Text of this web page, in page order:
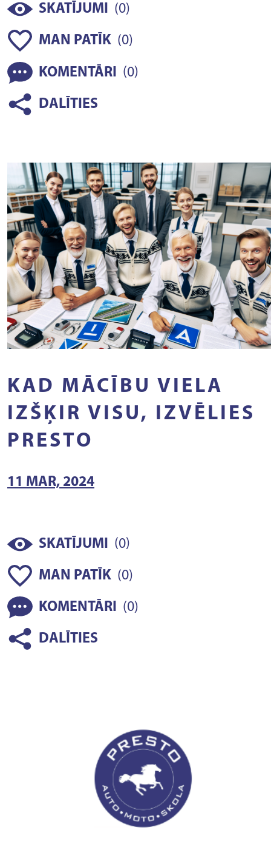
SKATĪJUMI (0)
MAN PATĪK (0)
KOMENTĀRI (0)
DALĪTIES
KAD MĀCĪBU VIELA
IZŠĶIR VISU, IZVĒLIES
PRESTO
11 MAR, 2024
SKATĪJUMI (0)
MAN PATĪK (0)
KOMENTĀRI (0)
DALĪTIES